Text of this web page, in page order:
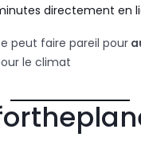
directement en
peut faire pareil pour
le climat